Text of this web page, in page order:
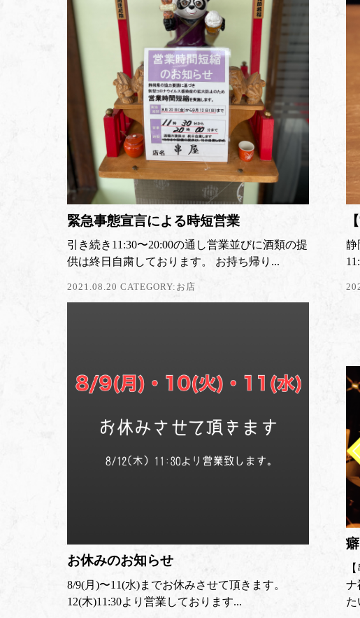
緊急事態宣言による時短営業
引き続き11:30〜20:00の通し営業並びに酒類の提
供は終日自粛しております。 お持ち帰り...
2021.08.20 CATEGORY: お店
静
お休みのお知らせ
8/9(月)〜11(水)までお休みさせて頂きます。
12(木)11:30より営業しております...
ナ
た